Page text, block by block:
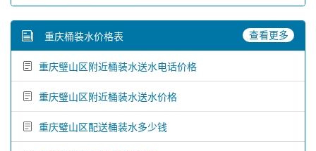
重庆桶装水价格表 查看更多
重庆璧山区附近桶装水送水电话价格
重庆璧山区附近桶装水送水价格
重庆璧山区配送桶装水多少钱